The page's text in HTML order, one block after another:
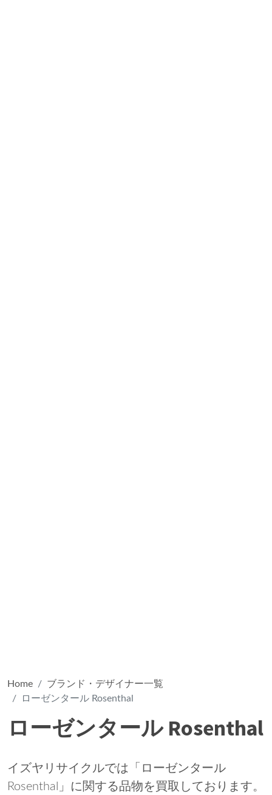
Home
ブランド・デザイナー一覧
ローゼンタール Rosenthal
ローゼンタール Rosenthal
イズヤリサイクルでは「ローゼンタール
Rosenthal」に関する品物を買取しております。